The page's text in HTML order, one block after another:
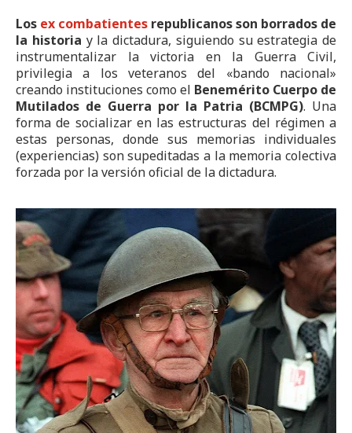
Los ex combatientes republicanos son borrados de
la historia y la dictadura, siguiendo su estrategia de
instrumentalizar la victoria en la Guerra Civil,
privilegia a los veteranos del «bando nacional»
creando instituciones como el Benemérito Cuerpo de
Mutilados de Guerra por la Patria (BCMPG). Una
forma de socializar en las estructuras del régimen a
estas personas, donde sus memorias individuales
(experiencias) son supeditadas a la memoria colectiva
forzada por la versión oficial de la dictadura.